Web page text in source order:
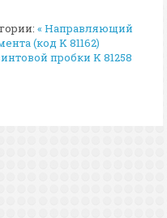
« Направляющий
(код K 81162)
пробки K 81258